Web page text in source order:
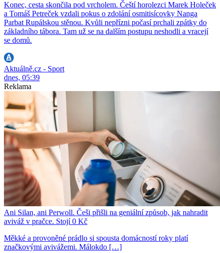
Konec, cesta skončila pod vrcholem. Čeští horolezci Marek Holeček
a Tomáš Petreček vzdali pokus o zdolání osmitisícovky Nanga
Parbat Rupálskou stěnou. Kvůli nepřízni počasí prchali zpátky do
základního tábora. Tam už se na dalším postupu neshodli a vracejí
se domů.
Aktuálně.cz - Sport
dnes, 05:39
Reklama
Ani Silan, ani Perwoll. Češi přišli na geniální způsob, jak nahradit
aviváž v pračce. Stojí 0 Kč
Měkké a provoněné prádlo si spousta domácností roky platí
značkovými avivážemi. Málokdo […]